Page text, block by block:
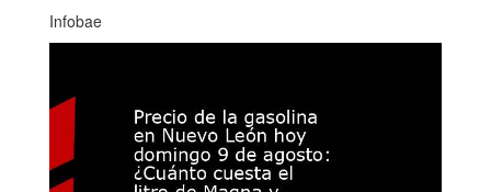
Infobae